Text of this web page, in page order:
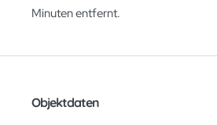
Minuten entfernt.
Objektdaten